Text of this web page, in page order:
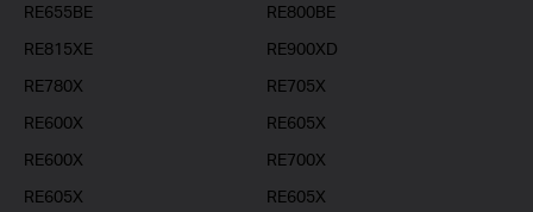
RE655BE
RE800BE
RE815XE
RE900XD
RE780X
RE705X
RE600X
RE605X
RE600X
RE700X
RE605X
RE605X